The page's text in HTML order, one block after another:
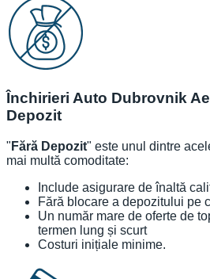
Închirieri Auto Dubrovnik
Depozit
" Fără Depozit" este unul dintre
mai multă comoditate:
Include asigurare de înaltă
Fără blocare a depozitului pe
Un număr mare de oferte de
termen lung și scurt
Costuri inițiale minime.